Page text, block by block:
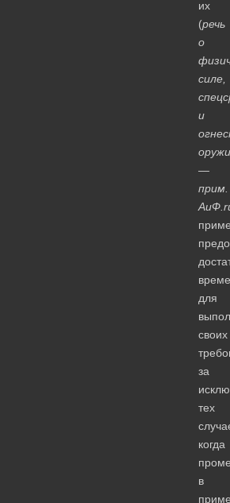
их
(речь
о
силе,
и
—
прим.
для
своих
за
тех
когда
в